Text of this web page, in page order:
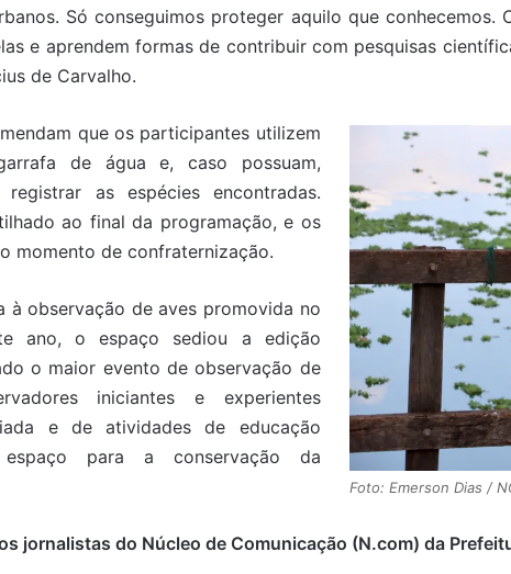
Só conseguimos proteger aquilo que conhecemos.
e aprendem formas de contribuir com pesquisas
de Carvalho.
Foto: Emerson Dias /
que os participantes utilizem
de água e, caso possuam,
as espécies encontradas.
ao final da programação, e os
momento de confraternização.
à observação de aves promovida no
ano, o espaço sediou a edição
o maior evento de observação de
iniciantes e experientes
e de atividades de educação
para a conservação da
jornalistas do Núcleo de Comunicação (N.com) da